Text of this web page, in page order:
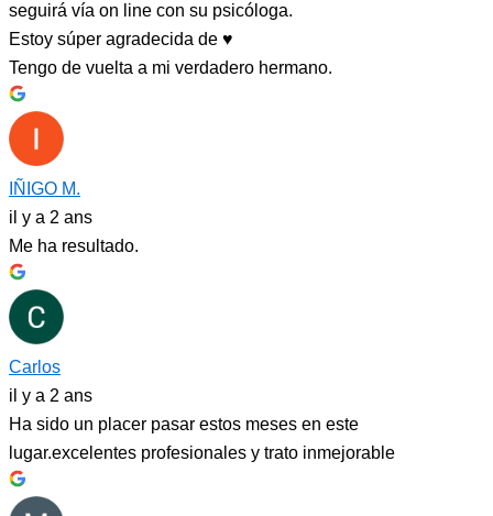
seguirá vía on line con su psicóloga.
Estoy súper agradecida de ♥️
Tengo de vuelta a mi verdadero hermano.
IÑIGO M.
il y a 2 ans
Me ha resultado.
Carlos
il y a 2 ans
Ha sido un placer pasar estos meses en este
lugar.excelentes profesionales y trato inmejorable